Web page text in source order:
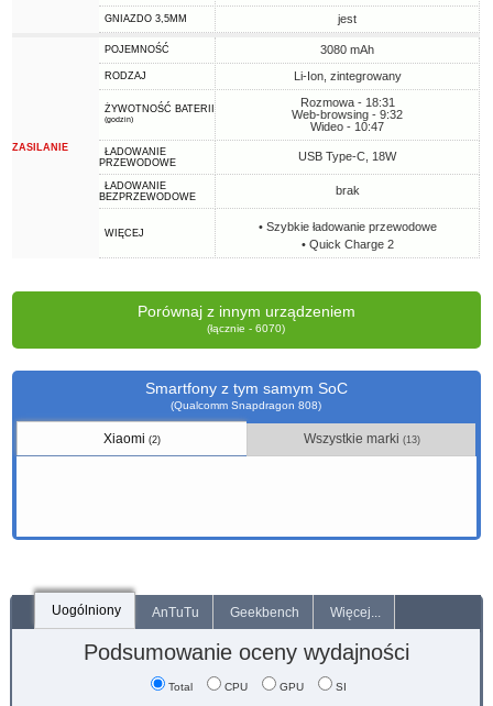
GNIAZDO 3,5MM jest
ZASILANIE
POJEMNOŚĆ 3080 mAh
RODZAJ Li-Ion, zintegrowany
ŻYWOTNOŚĆ BATERII
(godzin)
Rozmowa - 18:31
Web-browsing - 9:32
Wideo - 10:47
ŁADOWANIE
PRZEWODOWE
USB Type-C, 18W
ŁADOWANIE
BEZPRZEWODOWE
brak
WIĘCEJ
• Szybkie ładowanie przewodowe
• Quick Charge 2
Porównaj z innym urządzeniem
(łącznie - 6070)
Smartfony z tym samym SoC
(Qualcomm Snapdragon 808)
Xiaomi(2) Wszystkie marki (13)
Uogólniony AnTuTu Geekbench Więcej...
Podsumowanie oceny wydajności
Total CPU GPU SI